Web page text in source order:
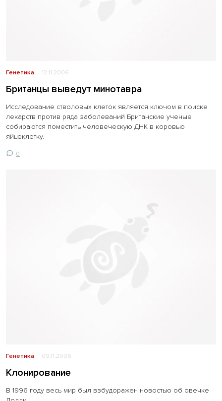
Генетика 12.11.2006
Британцы выведут минотавра
Исследование стволовых клеток является ключом в поиске
лекарств против ряда заболеваний Британские ученые
собираются поместить человеческую ДНК в коровью
яйцеклетку.
0
Генетика 09.11.2006
Клонирование
В 1996 году весь мир был взбудоражен новостью об овечке